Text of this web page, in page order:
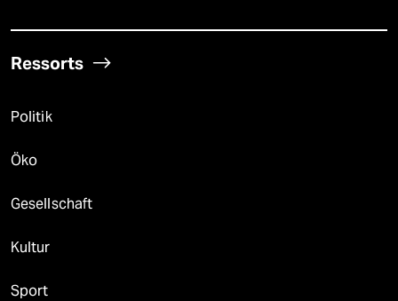
Ressorts
Politik
Öko
Gesellschaft
Kultur
Sport